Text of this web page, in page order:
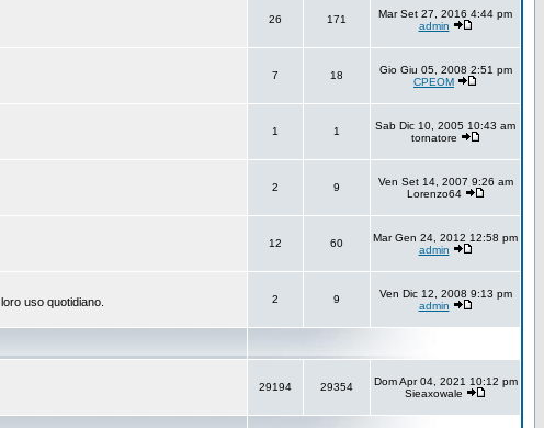
26 171
Mar Set 27, 2016 4:44 pm
admin
7 18
Gio Giu 05, 2008 2:51 pm
CPEOM
1 1
Sab Dic 10, 2005 10:43 am
tornatore
2 9
Ven Set 14, 2007 9:26 am
Lorenzo64
12 60
Mar Gen 24, 2012 12:58 pm
admin
uso quotidiano. 2 9
Ven Dic 12, 2008 9:13 pm
admin
29194 29354
Dom Apr 04, 2021 10:12 pm
Sieaxowale